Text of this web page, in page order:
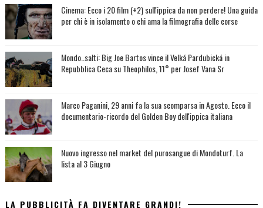
Cinema: Ecco i 20 film (+2) sull'ippica da non perdere! Una guida
per chi è in isolamento o chi ama la filmografia delle corse
Mondo..salti: Big Joe Bartos vince il Velká Pardubická in
Repubblica Ceca su Theophilos, 11° per Josef Vana Sr
Marco Paganini, 29 anni fa la sua scomparsa in Agosto. Ecco il
documentario-ricordo del Golden Boy dell'ippica italiana
Nuovo ingresso nel market del purosangue di Mondoturf. La
lista al 3 Giugno
LA PUBBLICITÀ FA DIVENTARE GRANDI!